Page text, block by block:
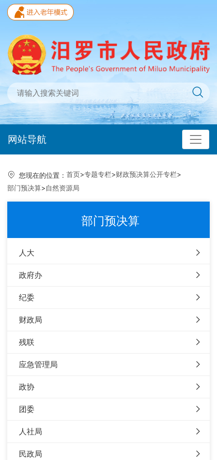
网站导航
您现在的位置： 首页>专题专栏>财政预决算公开专栏>
部门预决算>自然资源局
部门预决算
人大
政府办
纪委
财政局
残联
应急管理局
政协
团委
人社局
民政局